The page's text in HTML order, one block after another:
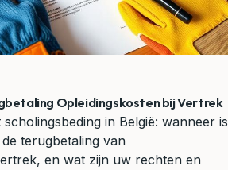
Opleidingskosten bij Vertrek
in België: wanneer is
terugbetaling van
en wat zijn uw rechten en